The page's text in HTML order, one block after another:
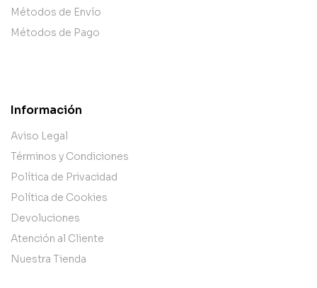
Métodos de Envío
Métodos de Pago
Información
Aviso Legal
Términos y Condiciones
Política de Privacidad
Política de Cookies
Devoluciones
Atención al Cliente
Nuestra Tienda